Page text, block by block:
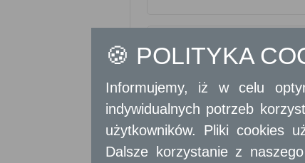
Wykonywanie transportu drogowego
🍪 POLITYKA
Informujemy, iż w celu
indywidualnych potrzeb
użytkowników. Pliki cookies
Dalsze korzystanie z